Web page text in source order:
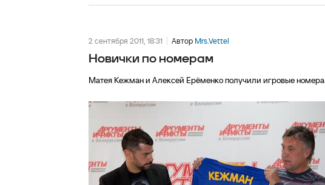
2 сентября 2011, 18:31 Автор Mrs.Vettel
Новички по номерам
Матея Кежман и Алексей Ерёменко получили игровые номера